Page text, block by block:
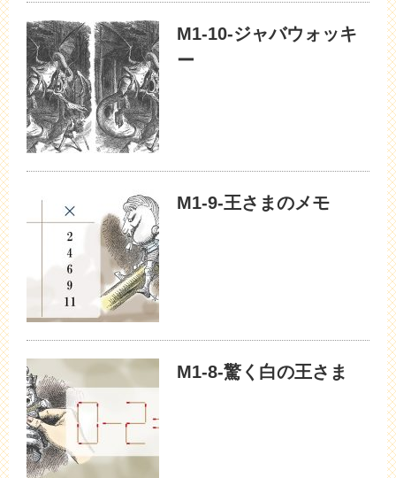
M1-10-ジャバウォッキ
ー
M1-9-王さまのメモ
M1-8-驚く白の王さま